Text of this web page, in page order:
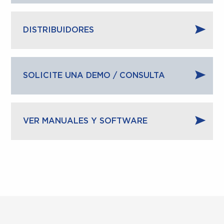
DISTRIBUIDORES
SOLICITE UNA DEMO / CONSULTA
VER MANUALES Y SOFTWARE